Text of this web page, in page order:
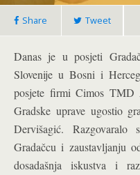
Share Tweet
Danas je u posjeti
Slovenije u Bosni i
posjete firmi Cimos TMD
Gradske uprave ugostio
Dervišagić.
Gradačcu i zaustavljanju
dosadašnja iskustva i